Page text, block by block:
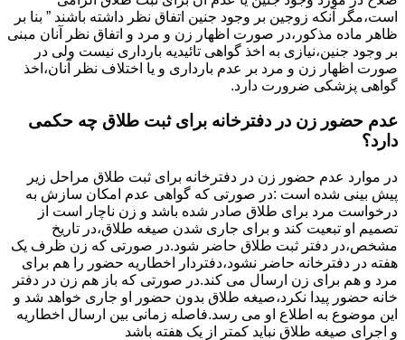
است،مگر آنکه زوجین بر وجود جنین اتفاق نظر داشته باشند ” بنا بر
ظاهر ماده مذکور،در صورت اظهار زن و مرد و اتفاق نظر آنان مبنی
بر وجود جنین،نیازی به اخذ گواهی تائیدیه بارداری نیست ولی در
صورت اظهار زن و مرد بر عدم بارداری و یا اختلاف نظر آنان،اخذ
گواهی پزشکی ضرورت دارد.
عدم حضور زن در دفترخانه برای ثبت طلاق چه حکمی
دارد؟
در موارد عدم حضور زن در دفترخانه برای ثبت طلاق مراحل زیر
پیش بینی شده است :در صورتی که گواهی عدم امکان سازش به
درخواست مرد برای طلاق صادر شده باشد و زن ناچار است از
تصمیم او تبعیت کند و برای جاری شدن صیغه طلاق،در تاریخ
مشخص،در دفتر ثبت طلاق حاضر شود.در صورتی که زن ظرف یک
هفته در دفترخانه حاضر نشود،دفتردار اخطاریه حضور را هم برای
مرد و هم برای زن ارسال می کند.در صورتی که باز هم زن در دفتر
خانه حضور پیدا نکرد،صیغه طلاق بدون حضور او جاری خواهد شد و
این موضوع به اطلاع او می رسد.فاصله زمانی بین ارسال اخطاریه
و اجرای صیغه طلاق نباید کمتر از یک هفته باشد